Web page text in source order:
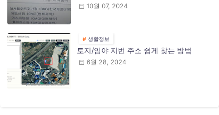
10월 07, 2024
생활정보
토지/임야 지번 주소 쉽게 찾는 방법
6월 28, 2024